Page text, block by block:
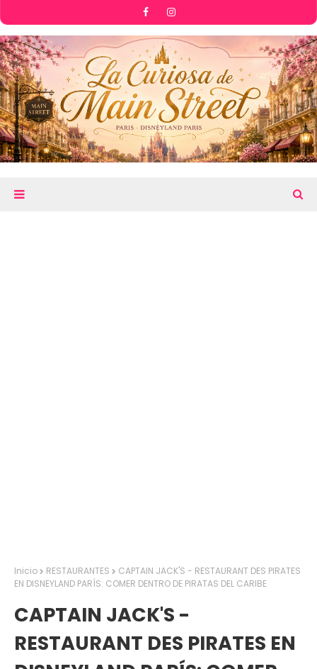
Inicio RESTAURANTES
CAPTAIN JACK'S - RESTAURANT DES PIRATES
EN DISNEYLAND PARÍS: COMER DENTRO DE PIRATAS DEL CARIBE
CAPTAIN JACK'S -
RESTAURANT DES PIRATES EN